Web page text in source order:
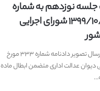
نوزدهم به شماره
۱/۱۷۹۰۲۲ مورخ ۱۳۹۹/۱۰/۲۱ شورای اجرایی
دسترسی سریعموضوع: ارسال تصویر دادنامه شماره ۳۳۳ مورخ